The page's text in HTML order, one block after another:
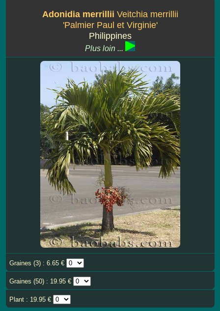
Adonidia merrillii Veitchia merrillii
'Palmier Paul et Virginie'
Philippines
Plus loin ...
Graines (3) : 6.65 €
Graines (50) : 19.95 €
Plant : 19.95 €